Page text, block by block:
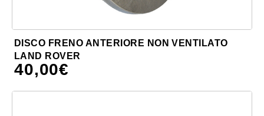
DISCO FRENO ANTERIORE NON VENTILATO
LAND ROVER
40,00€